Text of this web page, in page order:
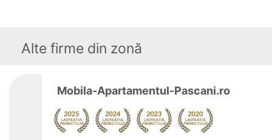
Alte firme din zonă
Mobila-Apartamentul-Pascani.ro